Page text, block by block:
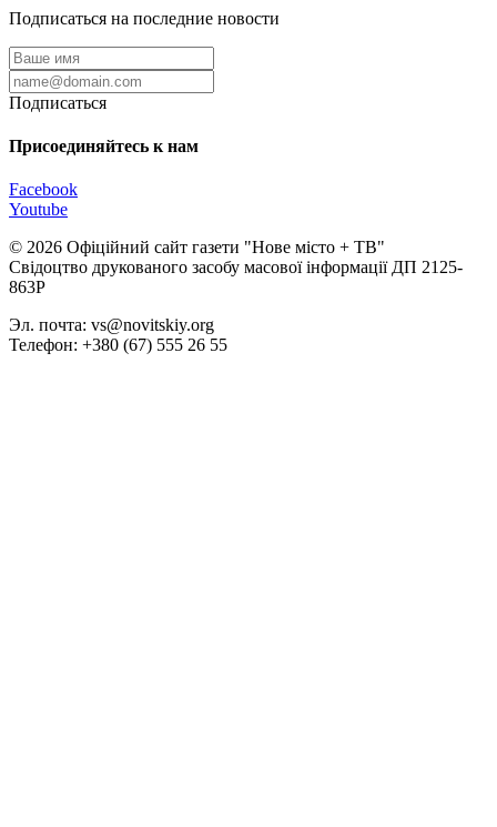
Подписаться на последние новости
Подписаться
Присоединяйтесь к нам
Facebook
Youtube
© 2026 Офіційний сайт газети "Нове мiсто + ТВ"
Свідоцтво друкованого засобу масової інформації ДП 2125-
863Р
Эл. почта: vs@novitskiy.org
Телефон: +380 (67) 555 26 55